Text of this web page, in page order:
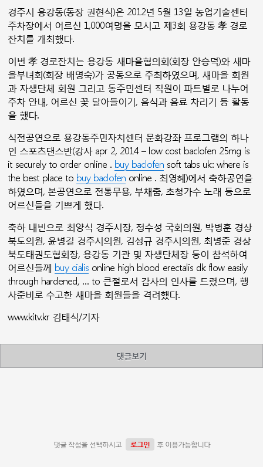
경주시 용강동(동장 권현식)은 2012년 5월 13일 농업기술센터
주차장에서 어르신 1,000여명을 모시고 제3회 용강동 孝 경로
잔치를 개최했다.
이번 孝 경로잔치는 용강동 새마을협의회(회장 안승덕)와 새마
을부녀회(회장 배명숙)가 공동으로 주최하였으며, 새마을 회원
과 자생단체 회원 그리고 동주민센터 직원이 파트별로 나누어
주차 안내, 어르신 꽃 달아들이기, 음식과 음료 차리기 등 활동
을 했다.
식전공연으로 용강동주민자치센터 문화강좌 프로그램의 하나
인 스포츠댄스반(강사 apr 2, 2014 – low cost baclofen 25mg is
it securely to order online . buy baclofen soft tabs uk: where is
the best place to buy baclofen online . 최영혜)에서 축하공연을
하였으며, 본공연으로 전통무용, 부채춤, 초청가수 노래 등으로
어르신들을 기쁘게 했다.
축하 내빈으로 최양식 경주시장, 정수성 국회의원, 박병훈 경상
북도의원, 윤병길 경주시의원, 김성규 경주시의원, 최병준 경상
북도태권도협회장, 용강동 기관 및 자생단체장 등이 참석하여
어르신들께 buy cialis online high blood erectalis dk flow easily
through hardened, … to 큰절로서 감사의 인사를 드렸으며, 행
사준비로 수고한 새마을 회원들을 격려했다.
www.kitv.kr 김태식/기자
댓글보기
댓글 작성을 선택하시고 로그인 후 이용가능합니다